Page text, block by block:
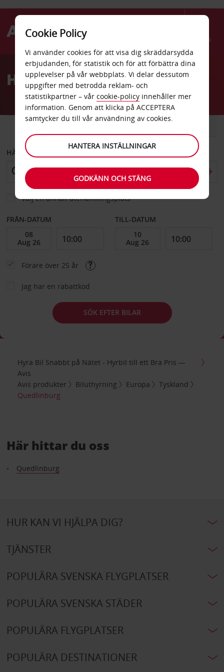
Menu
AvisHyrbil Quedlinburg
BIL
HÄMTA FRÅN
Välj en annan återlämningsplats
FRÅN-DATUM TILL-DATUM
Förare över 25 år
Jag har en rabattkod
SÖK EFTER BILAR
Hyra Bil Snabbt på Nätet - Hyrbil till ett Bra Pris —
Avis
Avis produkter
Biluthyrning Europa
Tyskland
Quedlinburg
Här hittar du oss
Quedlinburg
HUR KAN VI HJÄLPA DIG?
TJÄNSTER
POPULÄRA SVENSKA FLYGPLATSER
POPULÄRA SVENSKA STÄDER
POPULÄRA FLYGPLATSER
POPULÄRA DESTINATIONER
Cookie Policy
Vi använder cookies för att visa dig skräddarsydda
erbjudanden, för statistik och för att förbättra dina
upplevelser på vår webbplats. Vi delar dessutom
uppgifter med betrodda reklam- och
statistikpartner – vår cookie-policy innehåller mer
information. Genom att klicka på ACCEPTERA
samtycker du till vår användning av cookies.
HANTERA INSTÄLLNINGAR
GODKÄNN OCH STÄNG